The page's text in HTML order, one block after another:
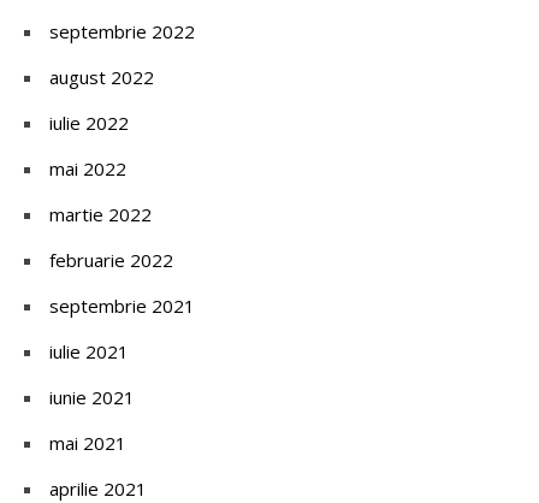
septembrie 2022
august 2022
iulie 2022
mai 2022
martie 2022
februarie 2022
septembrie 2021
iulie 2021
iunie 2021
mai 2021
aprilie 2021